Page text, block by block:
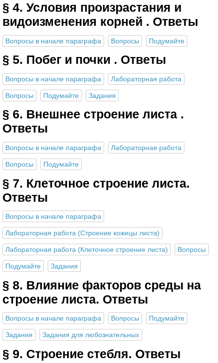
§ 4. Условия произрастания и
видоизменения корней . Ответы
Вопросы в начале параграфа Вопросы Подумайте
§ 5. Побег и почки . Ответы
Вопросы в начале параграфа Лабораторная работа
Вопросы Подумайте Задания
§ 6. Внешнее строение листа .
Ответы
Вопросы в начале параграфа Лабораторная работа
Вопросы Подумайте
§ 7. Клеточное строение листа.
Ответы
Вопросы в начале параграфа
Лабораторная работа (Строение кожицы листа)
Лабораторная работа (Клеточное строение листа) Вопросы
Подумайте Задания
§ 8. Влияние факторов среды на
строение листа. Ответы
Вопросы в начале параграфа Вопросы Подумайте
Задания Задания для любознательных
§ 9. Строение стебля. Ответы